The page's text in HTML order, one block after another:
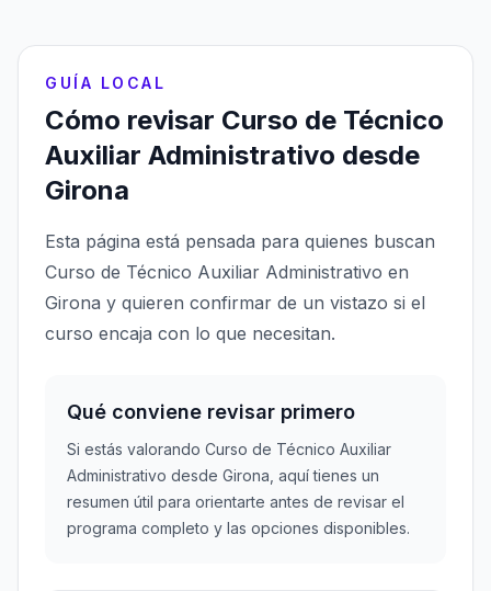
GUÍA LOCAL
Cómo revisar Curso de Técnico
Auxiliar Administrativo desde
Girona
Esta página está pensada para quienes buscan
Curso de Técnico Auxiliar Administrativo en
Girona y quieren confirmar de un vistazo si el
curso encaja con lo que necesitan.
Qué conviene revisar primero
Si estás valorando Curso de Técnico Auxiliar
Administrativo desde Girona, aquí tienes un
resumen útil para orientarte antes de revisar el
programa completo y las opciones disponibles.